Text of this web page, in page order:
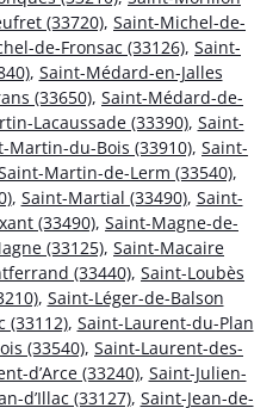
(33720), Saint-Michel-de-
de-Fronsac (33126), Saint-
, Saint-Médard-en-Jalles
(33650), Saint-Médard-de-
Lacaussade (33390), Saint-
Martin-du-Bois (33910), Saint-
Martin-de-Lerm (33540),
, Saint-Martial (33490), Saint-
(33490), Saint-Magne-de-
(33125), Saint-Macaire
(33440), Saint-Loubès
, Saint-Léger-de-Balson
(33112), Saint-Laurent-du-Plan
(33540), Saint-Laurent-des-
d’Arce (33240), Saint-Julien-
d’Illac (33127), Saint-Jean-de-